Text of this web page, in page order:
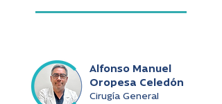
Alfonso Manuel
Oropesa Celedón
Cirugía General